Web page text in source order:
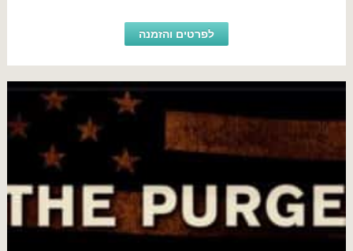
לפרטים והזמנה